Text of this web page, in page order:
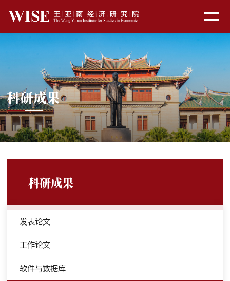
科研成果
科研成果
发表论文
工作论文
软件与数据库